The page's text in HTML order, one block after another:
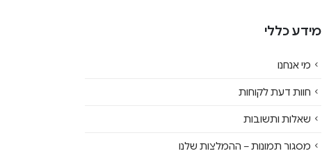
מידע כללי
מי אנחנו
חוות דעת לקוחות
שאלות ותשובות
מסגור תמונות – ההמלצות שלנו